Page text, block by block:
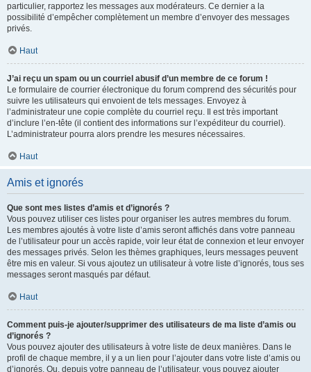
particulier, rapportez les messages aux modérateurs. Ce dernier a la
possibilité d’empêcher complètement un membre d’envoyer des messages
privés.
Haut
J’ai reçu un spam ou un courriel abusif d’un membre de ce forum !
Le formulaire de courrier électronique du forum comprend des sécurités pour
suivre les utilisateurs qui envoient de tels messages. Envoyez à
l’administrateur une copie complète du courriel reçu. Il est très important
d’inclure l’en-tête (il contient des informations sur l’expéditeur du courriel).
L’administrateur pourra alors prendre les mesures nécessaires.
Haut
Amis et ignorés
Que sont mes listes d’amis et d’ignorés ?
Vous pouvez utiliser ces listes pour organiser les autres membres du forum.
Les membres ajoutés à votre liste d’amis seront affichés dans votre panneau
de l’utilisateur pour un accès rapide, voir leur état de connexion et leur envoyer
des messages privés. Selon les thèmes graphiques, leurs messages peuvent
être mis en valeur. Si vous ajoutez un utilisateur à votre liste d’ignorés, tous ses
messages seront masqués par défaut.
Haut
Comment puis-je ajouter/supprimer des utilisateurs de ma liste d’amis ou
d’ignorés ?
Vous pouvez ajouter des utilisateurs à votre liste de deux manières. Dans le
profil de chaque membre, il y a un lien pour l’ajouter dans votre liste d’amis ou
d’ignorés. Ou, depuis votre panneau de l’utilisateur, vous pouvez ajouter